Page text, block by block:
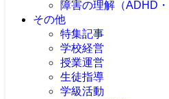
障害の理解（ADHD
その他
特集記事
学校経営
授業運営
生徒指導
学級活動